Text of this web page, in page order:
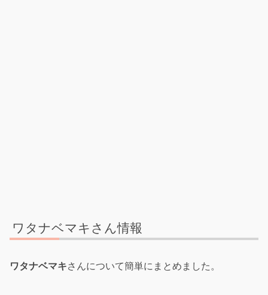
ワタナベマキさん情報
ワタナベマキさんについて簡単にまとめました。